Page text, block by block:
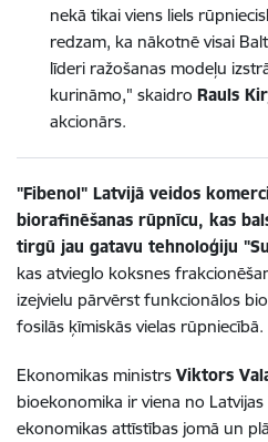
nekā tikai viens liels
redzam, ka nākotnē visai
līderi ražošanas modeļu
kurināmo," skaidro Rauls
akcionārs.
"Fibenol" Latvijā veidos
biorafinēšanas rūpnīcu, kas
tirgū jau gatavu tehnoloģiju
kas atvieglo koksnes
izejvielu pārvērst funkcionālos
fosilās ķīmiskās vielas rūpniecībā.
Ekonomikas ministrs Viktors
bioekonomika ir viena no
ekonomikas attīstības jomā un